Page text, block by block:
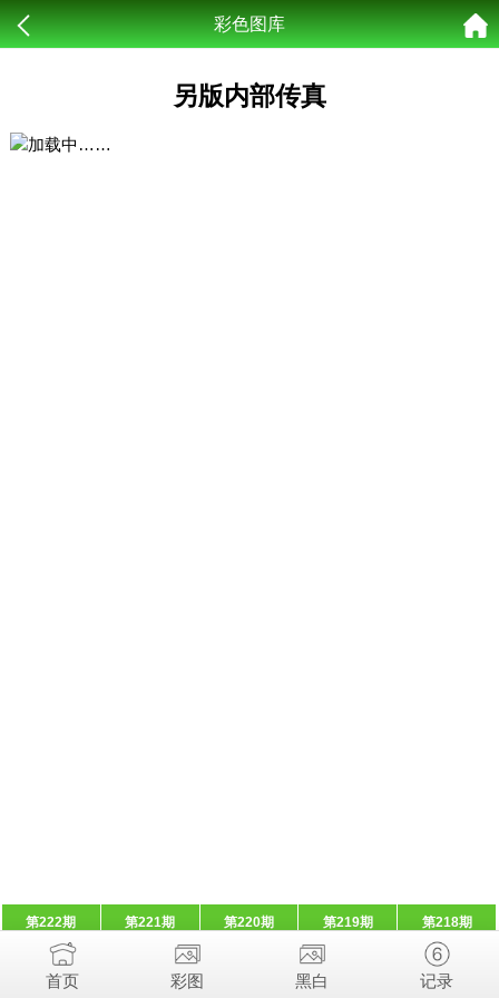
彩色图库
另版内部传真
第222期 第221期 第220期 第219期 第218期
首页 彩图 黑白 记录